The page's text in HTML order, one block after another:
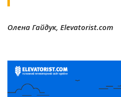
Олена Гайдук, Elevatorist.com